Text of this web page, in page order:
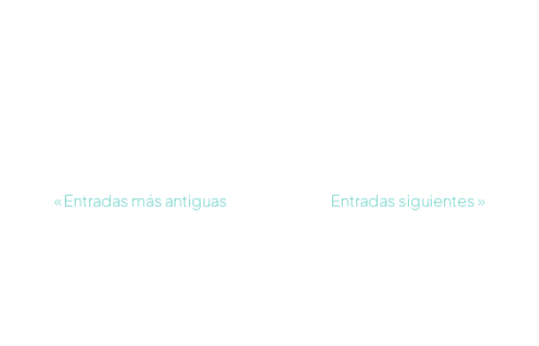
« Entradas más antiguas Entradas siguientes »